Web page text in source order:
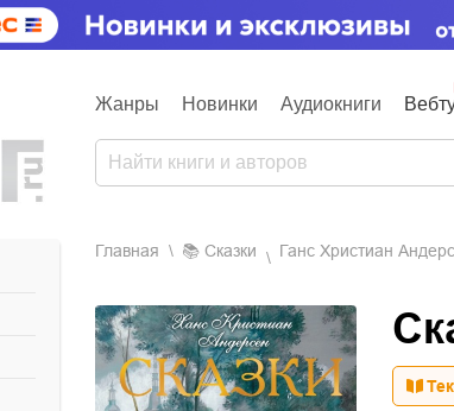
Жанры Новинки Аудиокниги
Главная 📚 сказки Ганс Христиан